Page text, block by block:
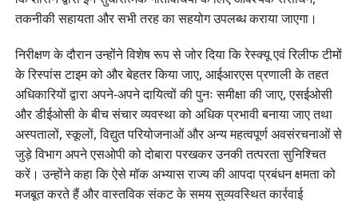
तकनीकी सहायता और सभी तरह का सहयोग उपलब्ध कराया जाएगा।
निरीक्षण के दौरान उन्होंने विशेष रूप से जोर दिया कि रेस्क्यू एवं रिलीफ टीमों
के रिस्पांस टाइम को और बेहतर किया जाए, आईआरएस प्रणाली के तहत
अधिकारियों द्वारा अपने-अपने दायित्वों की पुनः समीक्षा की जाए, एसईओसी
और डीईओसी के बीच संचार व्यवस्था को अधिक प्रभावी बनाया जाए तथा
अस्पतालों, स्कूलों, विद्युत परियोजनाओं और अन्य महत्वपूर्ण अवसंरचनाओं से
जुड़े विभाग अपने एसओपी को दोबारा परखकर उनकी तत्परता सुनिश्चित
करें। उन्होंने कहा कि ऐसे मॉक अभ्यास राज्य की आपदा प्रबंधन क्षमता को
मजबूत करते हैं और वास्तविक संकट के समय सुव्यवस्थित कार्रवाई